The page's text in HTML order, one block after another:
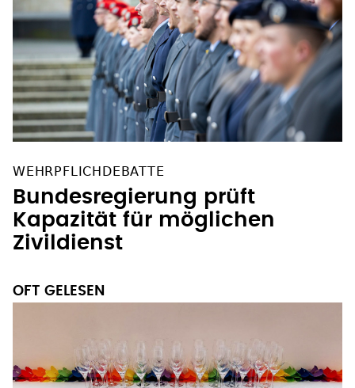
WEHRPFLICHDEBATTE
Bundesregierung prüft
Kapazität für möglichen
Zivildienst
OFT GELESEN